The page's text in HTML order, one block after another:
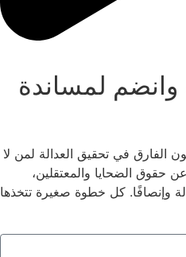
وانضم لمساندة
الفارق في تحقيق العدالة لمن لا
حقوق الضحايا والمعتقلين،
وإنصافًا. كل خطوة صغيرة تتخذها